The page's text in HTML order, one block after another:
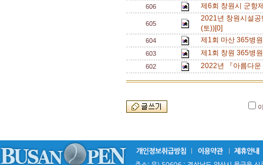
606 제6회 창원시 군항
605
2021년 창원시설
(토))[0]
604 제1회 마산 365병
603 제1회 창원 365병
602 2022년 『아름다